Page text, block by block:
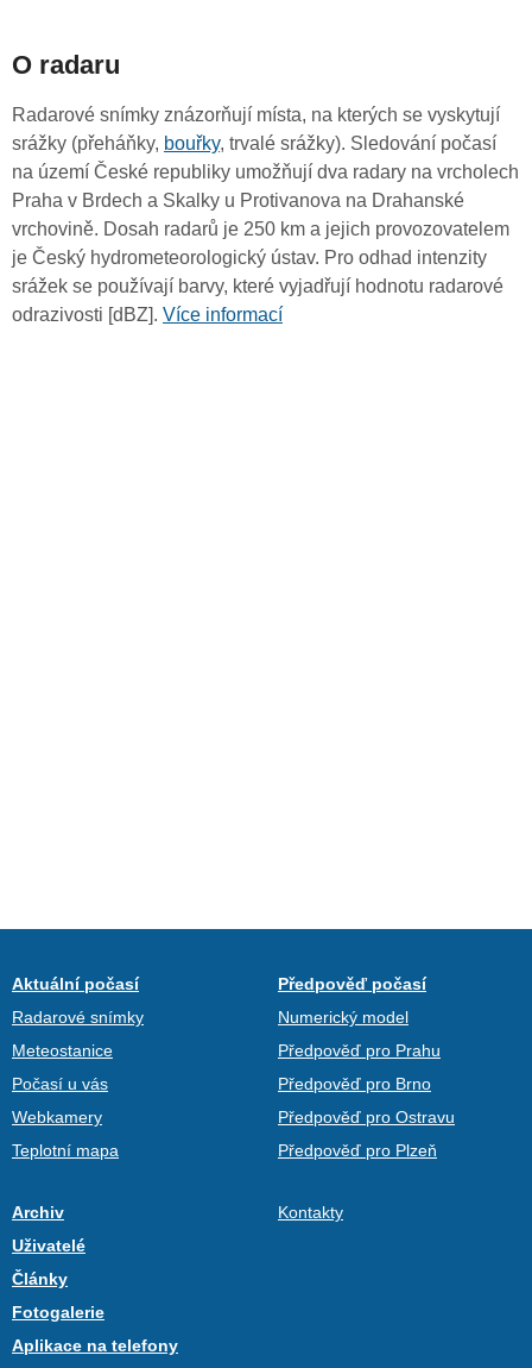
O radaru
Radarové snímky znázorňují místa, na kterých se vyskytují
srážky (přeháňky, bouřky, trvalé srážky). Sledování počasí
na území České republiky umožňují dva radary na vrcholech
Praha v Brdech a Skalky u Protivanova na Drahanské
vrchovině. Dosah radarů je 250 km a jejich provozovatelem
je Český hydrometeorologický ústav. Pro odhad intenzity
srážek se používají barvy, které vyjadřují hodnotu radarové
odrazivosti [dBZ]. Více informací
Aktuální počasí
Radarové snímky
Meteostanice
Počasí u vás
Webkamery
Teplotní mapa
Předpověď počasí
Numerický model
Předpověď pro Prahu
Předpověď pro Brno
Předpověď pro Ostravu
Předpověď pro Plzeň
Archiv
Uživatelé
Články
Fotogalerie
Aplikace na telefony
Kontakty